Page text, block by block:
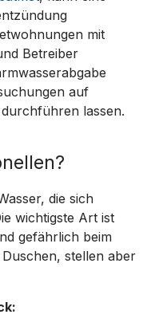
mit
Betreiber
auf
lassen.
die sich
wichtigste Art ist
gefährlich beim
stellen aber